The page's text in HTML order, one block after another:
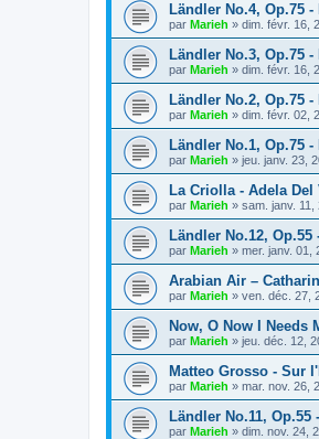
Ländler No.4, Op.75
par Marieh » dim. févr. 16,
Ländler No.3, Op.75
par Marieh » dim. févr. 16,
Ländler No.2, Op.75
par Marieh » dim. févr. 02,
Ländler No.1, Op.75
par Marieh » jeu. janv. 23,
La Criolla - Adela Del
par Marieh » sam. janv. 11,
Ländler No.12,
par Marieh » mer. janv. 01,
Arabian Air –
par Marieh » ven. déc. 27,
Now, O Now I Needs
par Marieh » jeu. déc. 12,
Matteo Grosso - Sur
par Marieh » mar. nov. 26,
Ländler No.11,
par Marieh » dim. nov. 24,